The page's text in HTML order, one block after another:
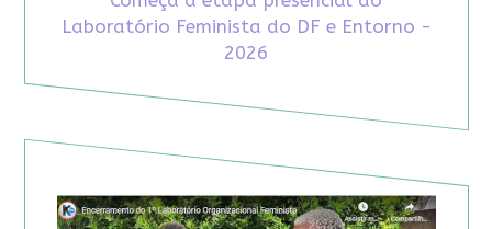
Laboratório Feminista do DF e Entorno -
2026